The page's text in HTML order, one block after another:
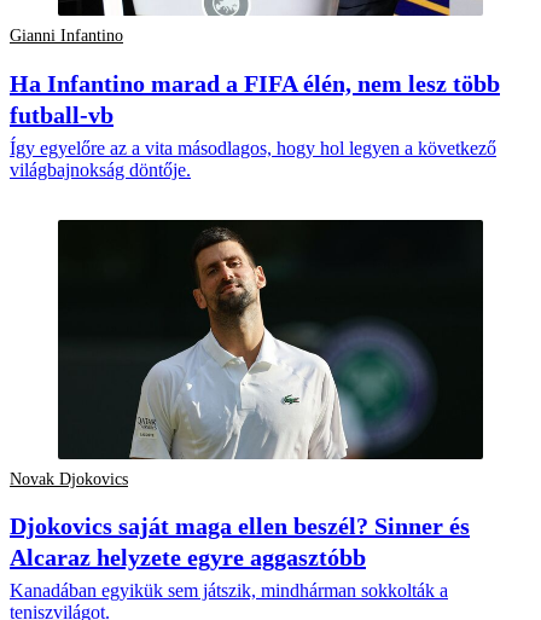
Gianni Infantino
Ha Infantino marad a FIFA élén, nem lesz több
futball-vb
Így egyelőre az a vita másodlagos, hogy hol legyen a következő
világbajnokság döntője.
Novak Djokovics
Djokovics saját maga ellen beszél? Sinner és
Alcaraz helyzete egyre aggasztóbb
Kanadában egyikük sem játszik, mindhárman sokkolták a
teniszvilágot.